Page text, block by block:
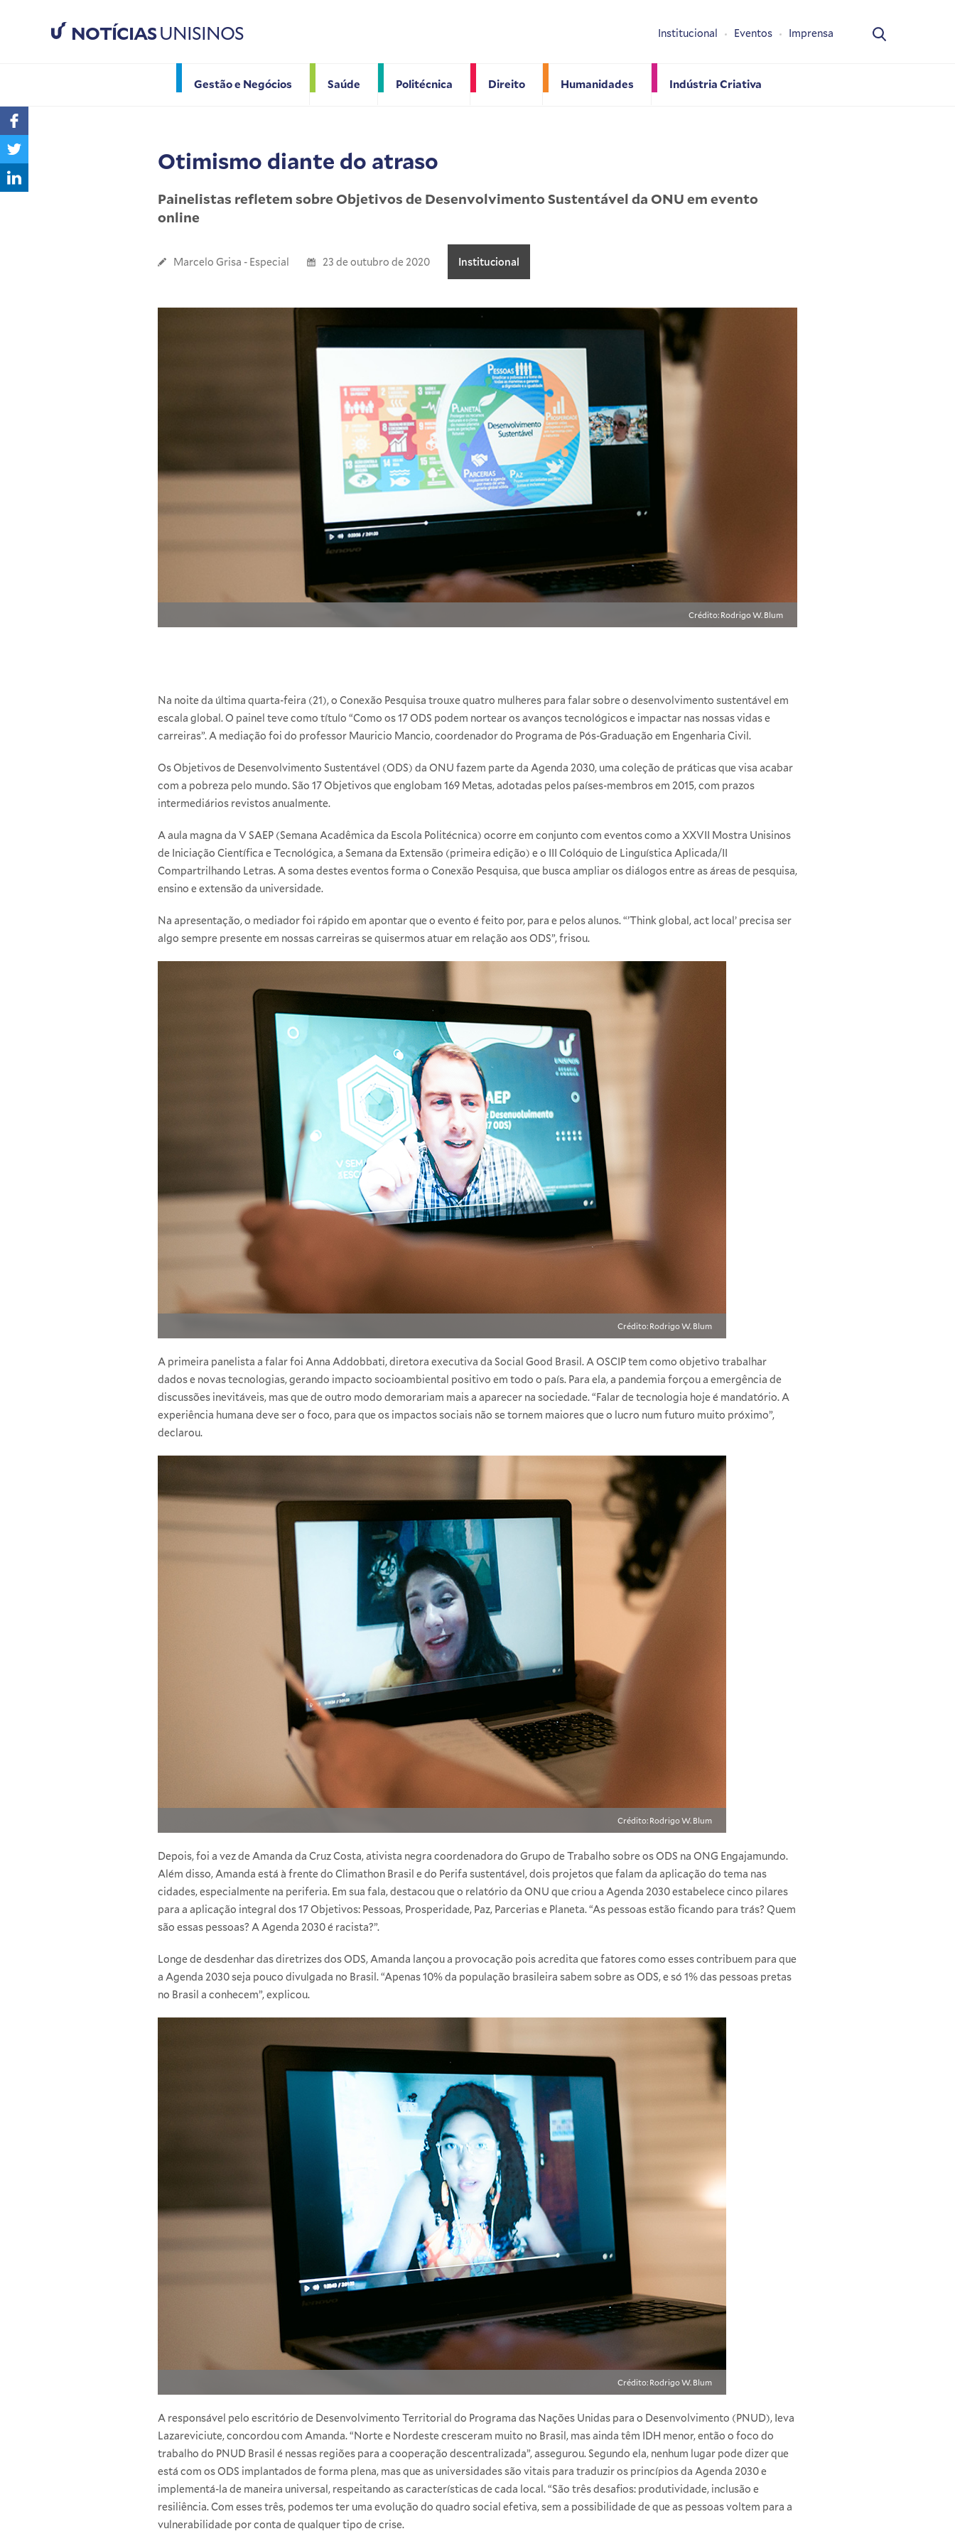
NOTÍCIASUNISINOS
Gestão e Negócios Saúde Politécnica Direito Humanidades Indústria Criativa
Institucional Eventos Imprensa
Otimismo diante do atraso
Painelistas refletem sobre Objetivos de Desenvolvimento Sustentável da ONU em evento
online
Marcelo Grisa - Especial 23 de outubro de 2020 Institucional
Crédito: Rodrigo W. Blum
Na noite da última quarta-feira (21), o Conexão Pesquisa trouxe quatro mulheres para falar sobre o desenvolvimento sustentável em
escala global. O painel teve como título “Como os 17 ODS podem nortear os avanços tecnológicos e impactar nas nossas vidas e
carreiras”. A mediação foi do professor Mauricio Mancio, coordenador do Programa de Pós-Graduação em Engenharia Civil.
Os Objetivos de Desenvolvimento Sustentável (ODS) da ONU fazem parte da Agenda 2030, uma coleção de práticas que visa acabar
com a pobreza pelo mundo. São 17 Objetivos que englobam 169 Metas, adotadas pelos países-membros em 2015, com prazos
intermediários revistos anualmente.
A aula magna da V SAEP (Semana Acadêmica da Escola Politécnica) ocorre em conjunto com eventos como a XXVII Mostra Unisinos
de Iniciação Científica e Tecnológica, a Semana da Extensão (primeira edição) e o III Colóquio de Linguística Aplicada/II
Compartrilhando Letras. A soma destes eventos forma o Conexão Pesquisa, que busca ampliar os diálogos entre as áreas de pesquisa,
ensino e extensão da universidade.
Na apresentação, o mediador foi rápido em apontar que o evento é feito por, para e pelos alunos. “’Think global, act local’ precisa ser
algo sempre presente em nossas carreiras se quisermos atuar em relação aos ODS”, frisou.
Crédito: Rodrigo W. Blum
A primeira panelista a falar foi Anna Addobbati, diretora executiva da Social Good Brasil. A OSCIP tem como objetivo trabalhar
dados e novas tecnologias, gerando impacto socioambiental positivo em todo o país. Para ela, a pandemia forçou a emergência de
discussões inevitáveis, mas que de outro modo demorariam mais a aparecer na sociedade. “Falar de tecnologia hoje é mandatório. A
experiência humana deve ser o foco, para que os impactos sociais não se tornem maiores que o lucro num futuro muito próximo”,
declarou.
Crédito: Rodrigo W. Blum
Depois, foi a vez de Amanda da Cruz Costa, ativista negra coordenadora do Grupo de Trabalho sobre os ODS na ONG Engajamundo.
Além disso, Amanda está à frente do Climathon Brasil e do Perifa sustentável, dois projetos que falam da aplicação do tema nas
cidades, especialmente na periferia. Em sua fala, destacou que o relatório da ONU que criou a Agenda 2030 estabelece cinco pilares
para a aplicação integral dos 17 Objetivos: Pessoas, Prosperidade, Paz, Parcerias e Planeta. “As pessoas estão ficando para trás? Quem
são essas pessoas? A Agenda 2030 é racista?”.
Longe de desdenhar das diretrizes dos ODS, Amanda lançou a provocação pois acredita que fatores como esses contribuem para que
a Agenda 2030 seja pouco divulgada no Brasil. “Apenas 10% da população brasileira sabem sobre as ODS, e só 1% das pessoas pretas
no Brasil a conhecem”, explicou.
Crédito: Rodrigo W. Blum
A responsável pelo escritório de Desenvolvimento Territorial do Programa das Nações Unidas para o Desenvolvimento (PNUD), Ieva
Lazareviciute, concordou com Amanda. “Norte e Nordeste cresceram muito no Brasil, mas ainda têm IDH menor, então o foco do
trabalho do PNUD Brasil é nessas regiões para a cooperação descentralizada”, assegurou. Segundo ela, nenhum lugar pode dizer que
está com os ODS implantados de forma plena, mas que as universidades são vitais para traduzir os princípios da Agenda 2030 e
implementá-la de maneira universal, respeitando as características de cada local. “São três desafios: produtividade, inclusão e
resiliência. Com esses três, podemos ter uma evolução do quadro social efetiva, sem a possibilidade de que as pessoas voltem para a
vulnerabilidade por conta de qualquer tipo de crise.